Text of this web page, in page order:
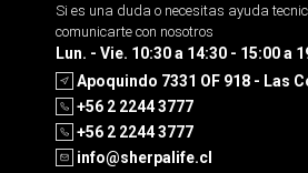
Si es una duda o necesitas ayuda
comunicarte con nosotros
Lun. - Vie. 10:30 a 14:30 - 15:00 a
Apoquindo 7331 OF 918 - Las
+56 2 2244 3777
+56 2 2244 3777
info@sherpalife.cl